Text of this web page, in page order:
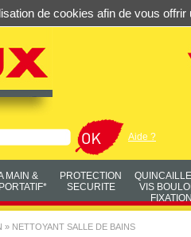
Aide ?
MAIN &
PROTECTION
SECURITE
VIS
FIXATION
» NETTOYANT SALLE DE BAINS
de cookies afin de vous